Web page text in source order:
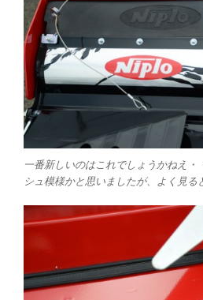
一番新しいのはこれでしょうかねえ・
シュ模様かと思いましたが、よく見る